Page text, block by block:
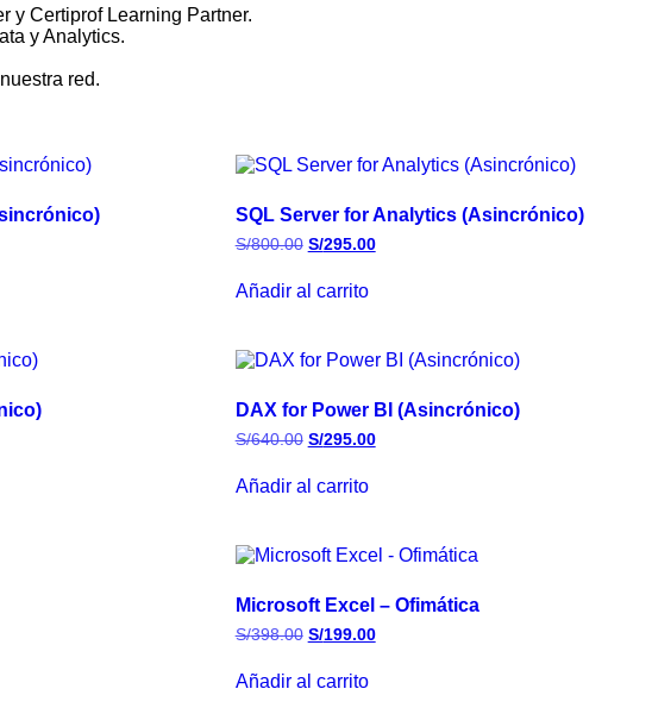
y Certiprof Learning Partner.
y Analytics.
red.
SQL Server for Analytics (Asincrónico)
S/800.00 S/295.00
Añadir al carrito
DAX for Power BI (Asincrónico)
S/640.00 S/295.00
Añadir al carrito
Microsoft Excel – Ofimática
S/398.00 S/199.00
Añadir al carrito